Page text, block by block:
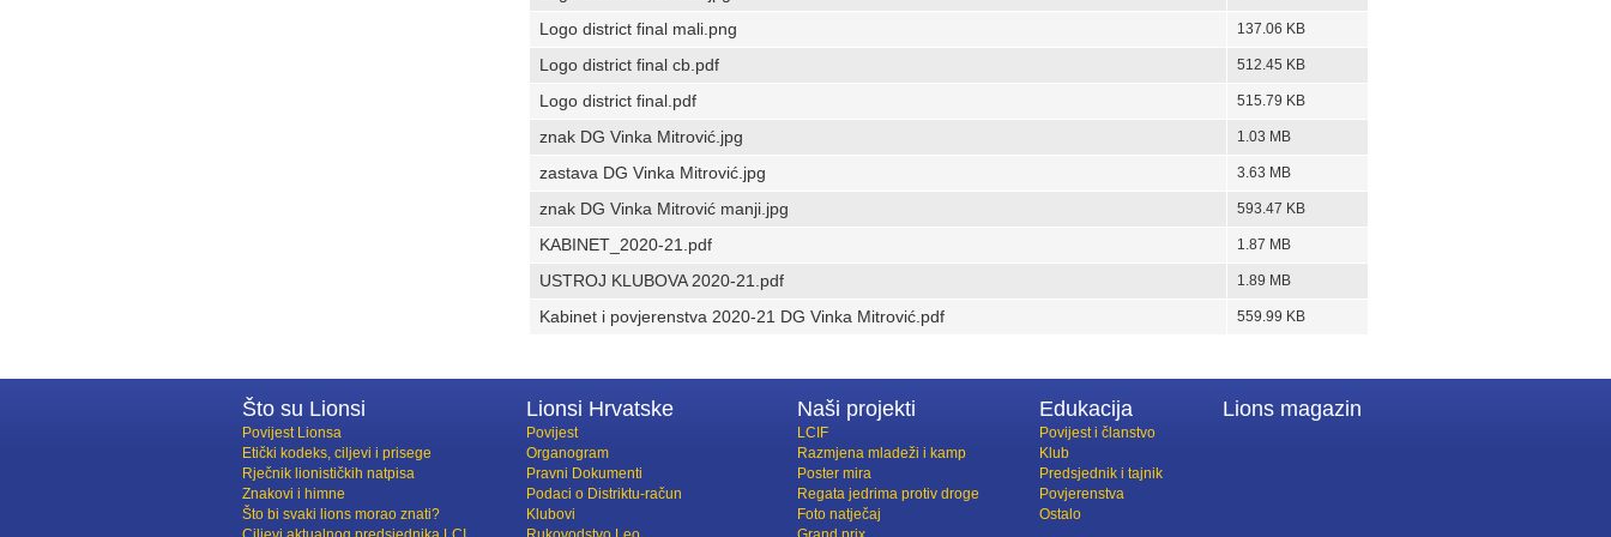
Logo district final mali.png 137.06 KB
Logo district final cb.pdf 512.45 KB
Logo district final.pdf 515.79 KB
znak DG Vinka Mitrović.jpg 1.03 MB
zastava DG Vinka Mitrović.jpg 3.63 MB
znak DG Vinka Mitrović manji.jpg 593.47 KB
KABINET_2020-21.pdf 1.87 MB
USTROJ KLUBOVA 2020-21.pdf 1.89 MB
Kabinet i povjerenstva 2020-21 DG Vinka Mitrović.pdf 559.99 KB
Što su Lionsi
Povijest Lionsa
Etički kodeks, ciljevi i prisege
Rječnik lionističkih natpisa
Znakovi i himne
Što bi svaki lions morao znati?
Lionsi Hrvatske
Povijest
Organogram
Pravni Dokumenti
Podaci o Distriktu-račun
Klubovi
Naši projekti
LCIF
Razmjena mladeži i kamp
Poster mira
Regata jedrima protiv droge
Foto natječaj
Edukacija
Povijest i članstvo
Klub
Predsjednik i tajnik
Povjerenstva
Ostalo
Lions magazin